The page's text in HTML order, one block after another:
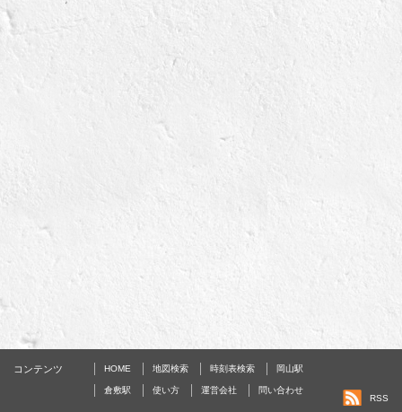
コンテンツ HOME 地図検索 時刻表検索 岡山駅
倉敷駅 使い方 運営会社
問い合わせ
RSS